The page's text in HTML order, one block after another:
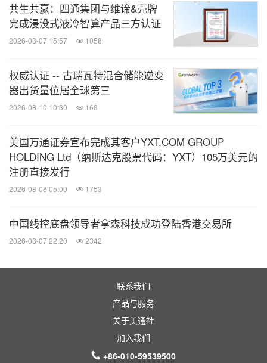
共生共赢：四通集团与维谛&壳牌
完成浸没式液冷智算产品三方认证
2026-08-07 15:57 1058
权威认证 -- 古瑞瓦特混合储能逆变
器出货量位居全球第三
2026-08-10 10:30 168
美国万通证券宣布完成其客户YXT.COM GROUP
HOLDING Ltd（纳斯达克股票代码：YXT）105万美元的
注册直接发行
2026-08-08 05:00 1753
中国线控底盘领导者拿森科技成功登陆香港交易所
2026-08-07 22:20 2342
联系我们
产品与服务
关于美通社
加入我们
+86-010-59539500